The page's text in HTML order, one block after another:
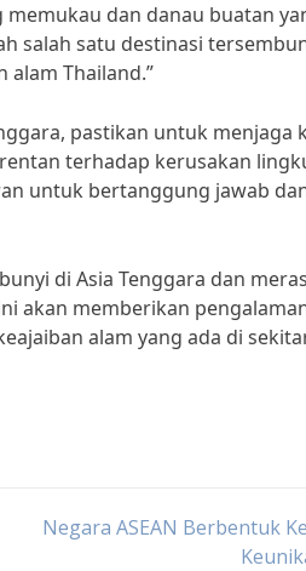
dan danau buatan
salah satu destinasi
Thailand.”
pastikan untuk menjaga
terhadap kerusakan
untuk bertanggung jawab
di Asia Tenggara dan
akan memberikan
alam yang ada di
Negara ASEAN Berbentuk